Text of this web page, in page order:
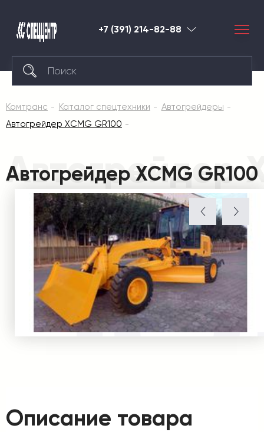
+7 (391) 214-82-88 Красноярск
Комтранс Каталог спецтехники
Автогрейдеры
Автогрейдер XCMG GR100
Автогрейдер
Автогрейдер XCMG GR100
Описание товара